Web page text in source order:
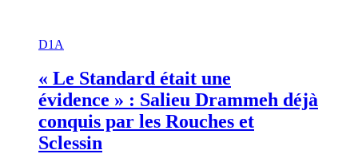
D1A
« Le Standard était une
évidence » : Salieu Drammeh déjà
conquis par les Rouches et
Sclessin